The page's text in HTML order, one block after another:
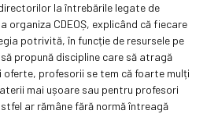
la întrebările legate de
organiza CDEOȘ, explicând că fiecare
potrivită, în funcție de resursele pe
propună discipline care să atragă
oferte, profesorii se tem că foarte mulți
mai ușoare sau pentru profesori
ar rămâne fără normă întreagă